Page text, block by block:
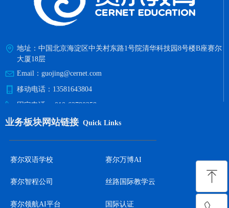
地址： 中国北京海淀区中关村东路1号院清华科技园8号楼B座赛尔
大厦18层
Email： guojing@cernet.com
移动电话： 13581643804
固定电话： 010-62780258
业务板块网站链接Quick Links
赛尔双语学校
赛尔智程公司
赛尔领航AI平台
赛尔万博AI
丝路国际教学云
国际认证
ꁸ